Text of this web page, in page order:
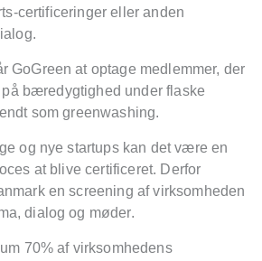
certificeringer eller anden
GoGreen at optage medlemmer, der
bæredygtighed under flaske
som greenwashing.
og nye startups kan det være en
at blive certificeret. Derfor
en screening af virksomheden
dialog og møder.
70% af virksomhedens